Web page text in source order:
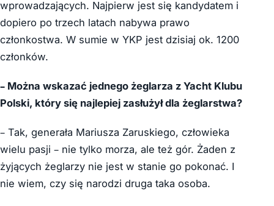
wprowadzających. Najpierw jest się kandydatem i
dopiero po trzech latach nabywa prawo
członkostwa. W sumie w YKP jest dzisiaj ok. 1200
członków.
– Można wskazać jednego żeglarza z Yacht Klubu
Polski, który się najlepiej zasłużył dla żeglarstwa?
– Tak, generała Mariusza Zaruskiego, człowieka
wielu pasji – nie tylko morza, ale też gór. Żaden z
żyjących żeglarzy nie jest w stanie go pokonać. I
nie wiem, czy się narodzi druga taka osoba.